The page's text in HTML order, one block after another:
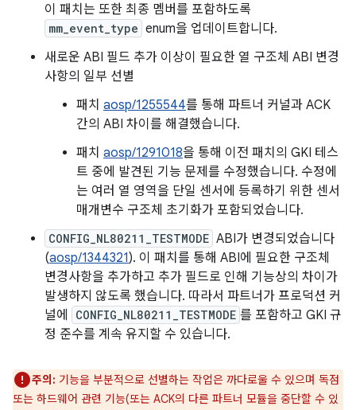
이 패치는 또한 최종 멤버를 포함하도록
mm_event_type enum을 업데이트합니다.
새로운 ABI 필드 추가 이상이 필요한 열 구조체 ABI 변경
사항의 일부 선별
패치 aosp/1255544를 통해 파트너 커널과 ACK
간의 ABI 차이를 해결했습니다.
패치 aosp/1291018을 통해 이전 패치의 GKI 테스
트 중에 발견된 기능 문제를 수정했습니다. 수정에
는 여러 열 영역을 단일 센서에 등록하기 위한 센서
매개변수 구조체 초기화가 포함되었습니다.
CONFIG_NL80211_TESTMODE ABI가 변경되었습니다
(aosp/1344321). 이 패치를 통해 ABI에 필요한 구조체
변경사항을 추가하고 추가 필드로 인해 기능상의 차이가
발생하지 않도록 했습니다. 따라서 파트너가 프로덕션 커
널에
CONFIG_NL80211_TESTMODE 를 포함하고 GKI 규
정 준수를 계속 유지할 수 있습니다.
주의: 기능을 부분적으로 선별하는 작업은 까다로울 수 있으며 독점
또는 하드웨어 관련 기능(또는 ACK의 다른 파트너 모듈을 중단할 수 있